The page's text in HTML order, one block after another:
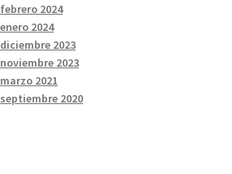
febrero 2024
enero 2024
diciembre 2023
noviembre 2023
marzo 2021
septiembre 2020